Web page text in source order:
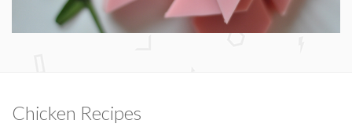
Chicken Recipes